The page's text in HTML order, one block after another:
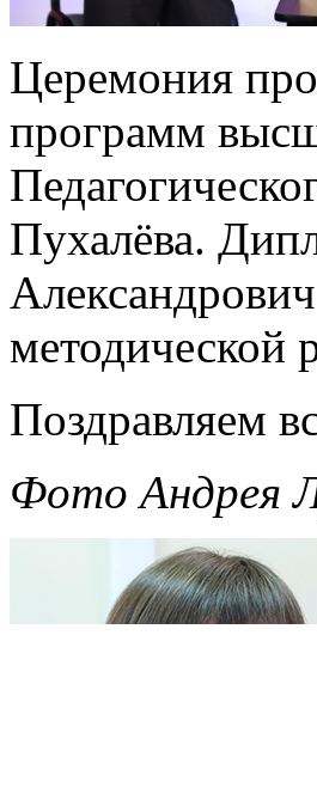
Церемония
программ
Пухалёва.
методической
Поздравляем
Фото Андрея